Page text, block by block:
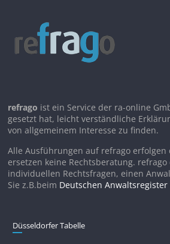
refrago ist ein Service der ra-online
gesetzt hat, leicht verständliche
von allgemeinem Interesse zu finden.
Alle Ausführungen auf refrago erfolgen
ersetzen keine Rechtsberatung.
individuellen Rechtsfragen, einen
Sie z.B.beim Deutschen Anwaltsregister
Düsseldorfer Tabelle